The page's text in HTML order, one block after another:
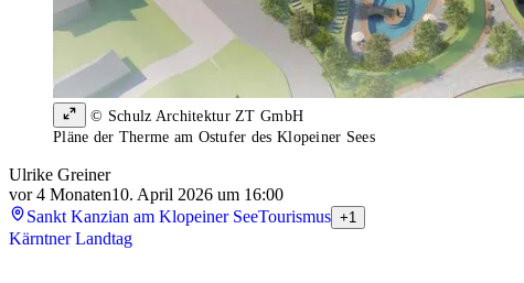
© Schulz Architektur ZT GmbH
Pläne der Therme am Ostufer des Klopeiner Sees
Ulrike Greiner
vor 4 Monaten10. April 2026 um 16:00
Sankt Kanzian am Klopeiner SeeTourismus +1
Kärntner Landtag